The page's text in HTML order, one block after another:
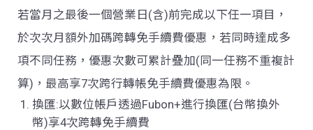
若當月之最後一個營業日(含)前完成以下任一項目，
於次次月額外加碼跨轉免手續費優惠，若同時達成多
項不同任務，優惠次數可累計疊加(同一任務不重複計
算) ，最高享7次跨行轉帳免手續費優惠為限。
換匯:以數位帳戶透過Fubon+進行換匯(台幣換外
幣)享4次跨轉免手續費